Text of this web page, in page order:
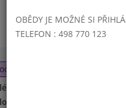
OBĚDY JE MOŽNÉ SI
TELEFON : 498 770 123